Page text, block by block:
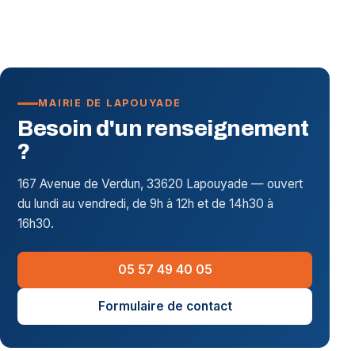
MAIRIE DE LAPOUYADE
Besoin d'un renseignement
?
167 Avenue de Verdun, 33620 Lapouyade — ouvert
du lundi au vendredi, de 9h à 12h et de 14h30 à
16h30.
05 57 49 40 05
Formulaire de contact